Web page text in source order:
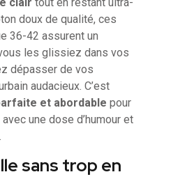
doux de qualité, ces
36-42 assurent un
les glissiez dans vos
dépasser de vos
audacieux. C’est
et abordable pour
une dose d’humour et
sans trop en